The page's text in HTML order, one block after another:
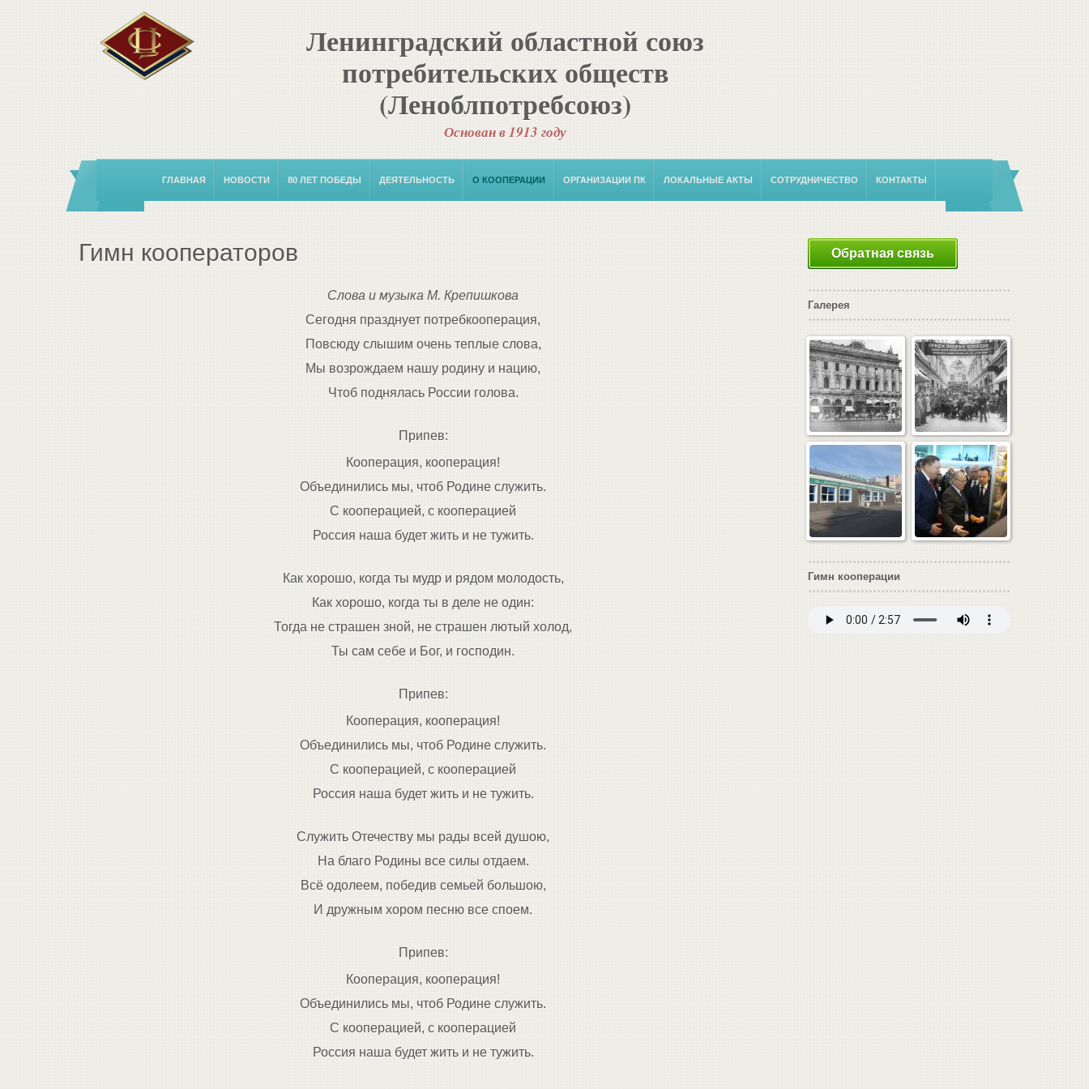
Ленинградский областной союз
потребительских обществ
(Леноблпотребсоюз)
Основан в 1913 году
ГЛАВНАЯ НОВОСТИ 80 ЛЕТ ПОБЕДЫ ДЕЯТЕЛЬНОСТЬ О КООПЕРАЦИИ ОРГАНИЗАЦИИ ПК ЛОКАЛЬНЫЕ АКТЫ СОТРУДНИЧЕСТВО КОНТАКТЫ
Гимн кооператоров
Слова и музыка М. Крепишкова
Сегодня празднует потребкооперация,
Повсюду слышим очень теплые слова,
Мы возрождаем нашу родину и нацию,
Чтоб поднялась России голова.
Припев:
Кооперация, кооперация!
Объединились мы, чтоб Родине служить.
С кооперацией, с кооперацией
Россия наша будет жить и не тужить.
Как хорошо, когда ты мудр и рядом молодость,
Как хорошо, когда ты в деле не один:
Тогда не страшен зной, не страшен лютый холод,
Ты сам себе и Бог, и господин.
Припев:
Кооперация, кооперация!
Объединились мы, чтоб Родине служить.
С кооперацией, с кооперацией
Россия наша будет жить и не тужить.
Служить Отечеству мы рады всей душою,
На благо Родины все силы отдаем.
Всё одолеем, победив семьей большою,
И дружным хором песню все споем.
Припев:
Кооперация, кооперация!
Объединились мы, чтоб Родине служить.
С кооперацией, с кооперацией
Россия наша будет жить и не тужить.
Обратная связь
Галерея
Гимн кооперации